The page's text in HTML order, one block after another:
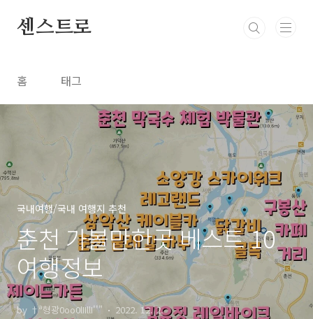
센스트로
홈 태그
국내여행/국내 여행지 추천
춘천 가볼만한곳 베스트 10
여행정보
by †ª형광0oo0lIIllI''" 2022. 12. 2.